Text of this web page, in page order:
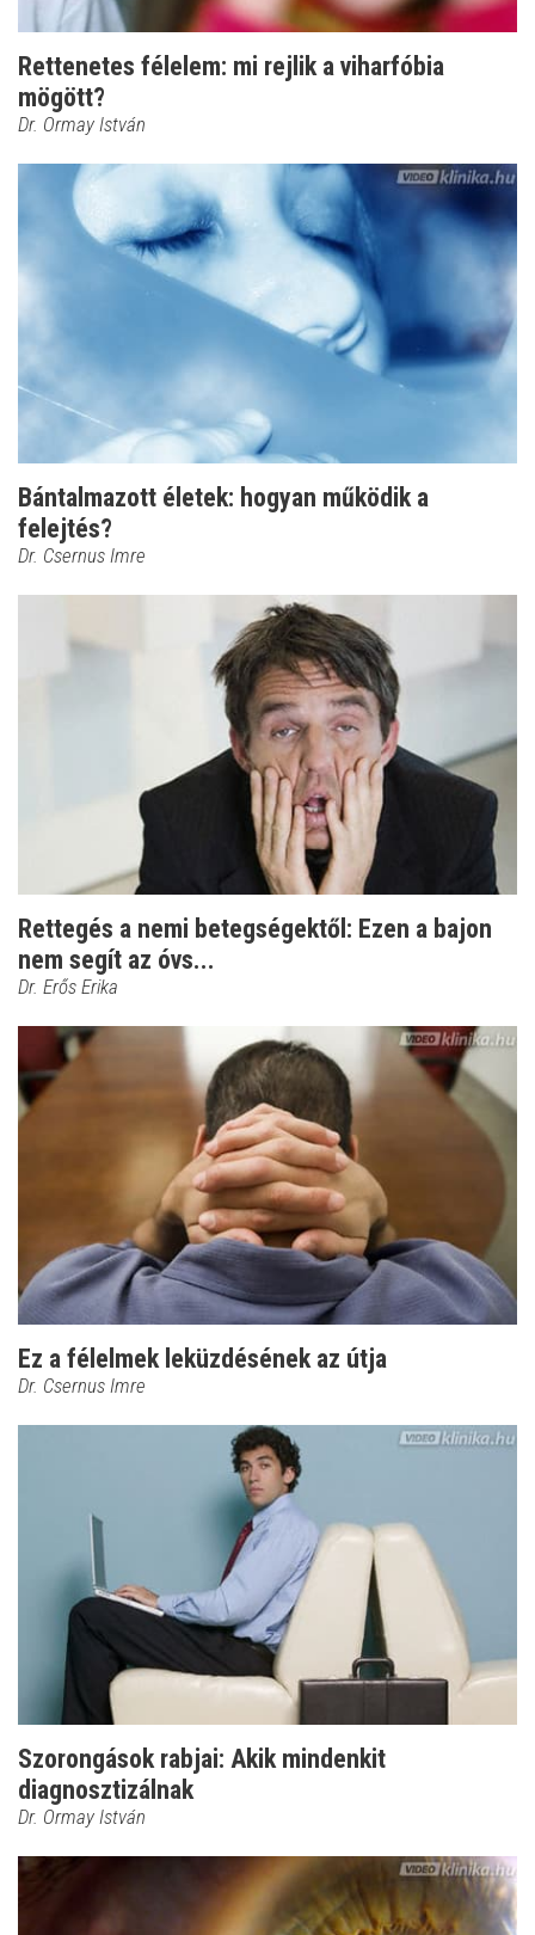
Rettenetes félelem: mi rejlik a viharfóbia
mögött?
Dr. Ormay István
Bántalmazott életek: hogyan működik a
felejtés?
Dr. Csernus Imre
Rettegés a nemi betegségektől: Ezen a bajon
nem segít az óvs...
Dr. Erős Erika
Ez a félelmek leküzdésének az útja
Dr. Csernus Imre
Szorongások rabjai: Akik mindenkit
diagnosztizálnak
Dr. Ormay István